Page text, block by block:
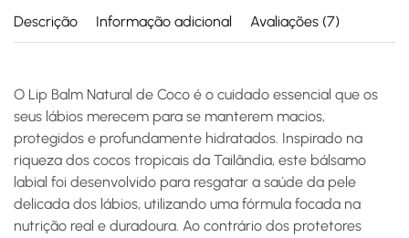
Descrição Informação adicional Avaliações (7)
O Lip Balm Natural de Coco é o cuidado essencial que os
seus lábios merecem para se manterem macios,
protegidos e profundamente hidratados. Inspirado na
riqueza dos cocos tropicais da Tailândia, este bálsamo
labial foi desenvolvido para resgatar a saúde da pele
delicada dos lábios, utilizando uma fórmula focada na
nutrição real e duradoura. Ao contrário dos protetores